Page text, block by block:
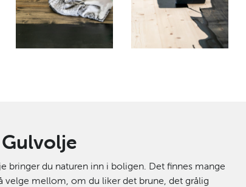
bringer du naturen inn i boligen. Det finnes mange
velge mellom, om du liker det brune, det grålig